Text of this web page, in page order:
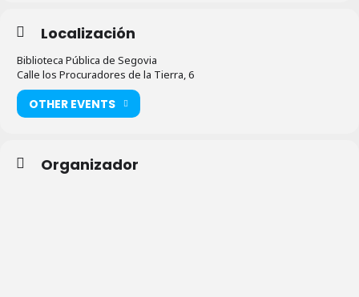
Localización
Biblioteca Pública de Segovia
Calle los Procuradores de la Tierra, 6
OTHER EVENTS
Organizador